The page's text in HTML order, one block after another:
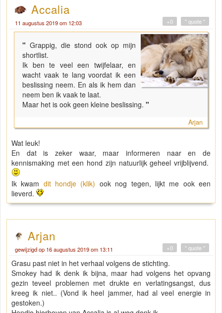
Accalia
11 augustus 2019 om 12:03 " quote "
+0
"Grappig, die stond ook op mijn
shortlist.
Ik ben te veel een twijfelaar, en
wacht vaak te lang voordat ik een
beslissing neem. En als ik hem dan
neem ben ik vaak te laat.
Maar het is ook geen kleine beslissing. "
Arjan
Wat leuk!
En dat is zeker waar, maar informeren naar en de
kennismaking met een hond zijn natuurlijk geheel vrijblijvend.
Ik kwam dit hondje (klik) ook nog tegen, lijkt me ook een
lieverd.
Arjan
gewijzigd op 16 augustus 2019 om 13:11 " quote "
+0
Grasu past niet in het verhaal volgens de stichting.
Smokey had ik denk ik bijna, maar had volgens het opvang
gezin teveel problemen met drukte en verlatingsangst, dus
kreeg ik niet.. (Vond ik heel jammer, had al veel energie in
gestoken.)